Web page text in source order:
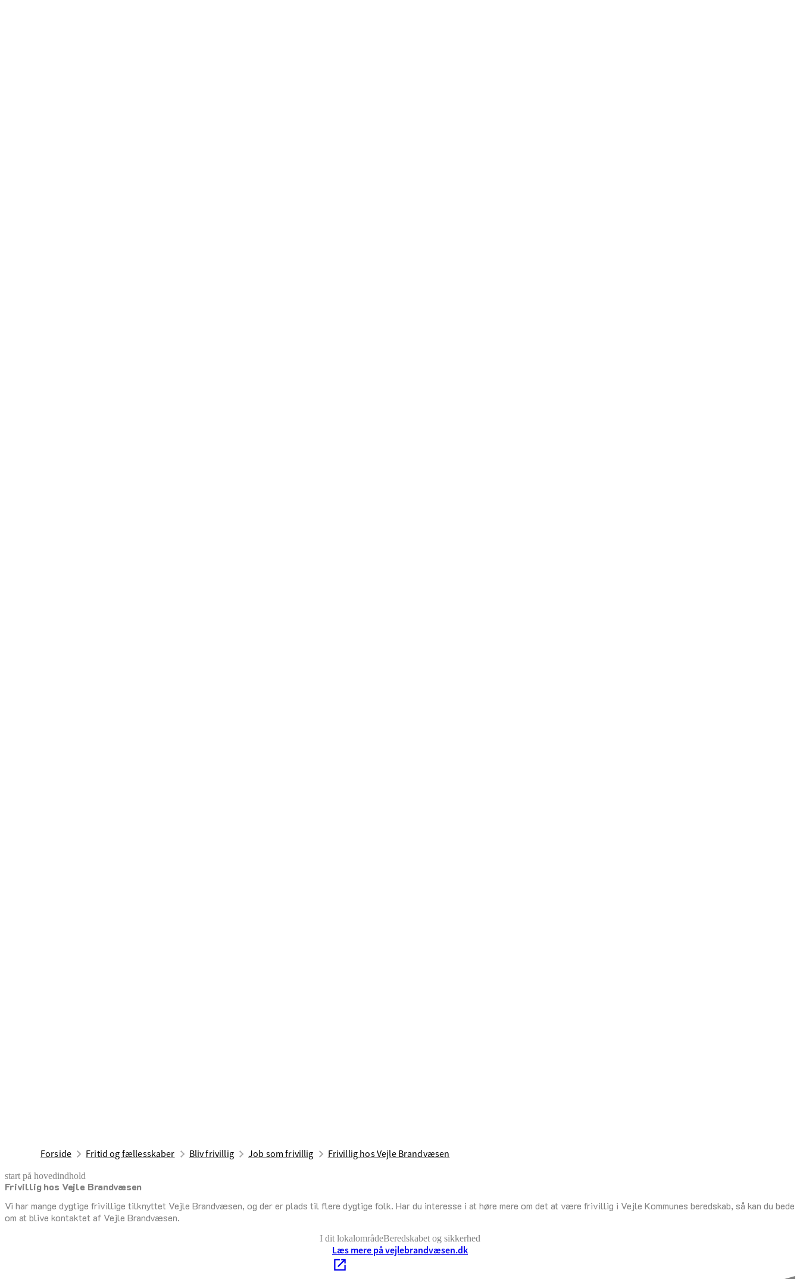
Forside Fritid og fællesskaber Bliv frivillig Job som frivillig Frivillig hos Vejle Brandvæsen
start på hovedindhold
Frivillig hos Vejle Brandvæsen
Vi har mange dygtige frivillige tilknyttet Vejle Brandvæsen, og der er plads til flere dygtige folk. Har du interesse i at høre mere om det at være frivillig i Vejle Kommunes beredskab, så kan du bede
om at blive kontaktet af Vejle Brandvæsen.
senest opdateret 24. februar 2025
I dit lokalområdeBeredskabet og sikkerhed
Læs mere på vejlebrandvæsen.dk